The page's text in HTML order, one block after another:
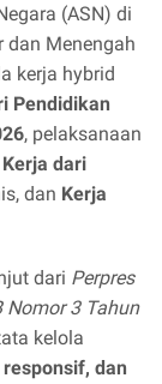
(ASN) di
dan Menengah
kerja hybrid
Pendidikan
, pelaksanaan
Kerja dari
dan Kerja
dari Perpres
Nomor 3 Tahun
kelola
dan